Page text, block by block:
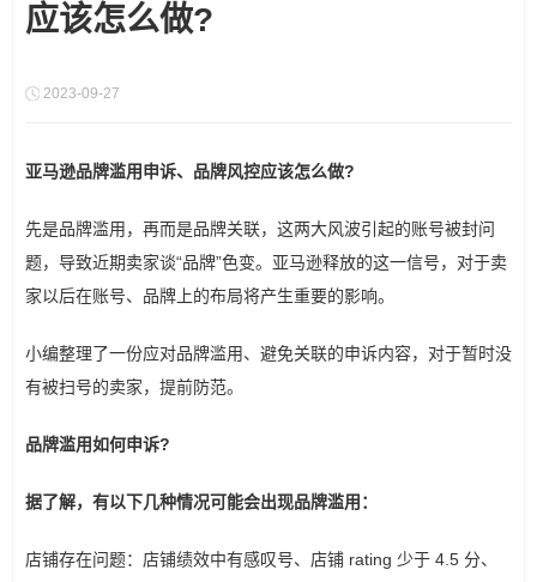
应该怎么做?
2023-09-27
亚马逊品牌滥用申诉、品牌风控应该怎么做?
先是品牌滥用，再而是品牌关联，这两大风波引起的账号被封问
题，导致近期卖家谈“品牌”色变。亚马逊释放的这一信号，对于卖
家以后在账号、品牌上的布局将产生重要的影响。
小编整理了一份应对品牌滥用、避免关联的申诉内容，对于暂时没
有被扫号的卖家，提前防范。
品牌滥用如何申诉?
据了解，有以下几种情况可能会出现品牌滥用：
店铺存在问题：店铺绩效中有感叹号、店铺 rating 少于 4.5 分、